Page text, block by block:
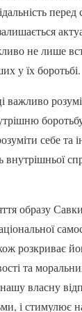
не лише
у їх боротьбі.
важливо
себе та
образу
розкриває
та
власну
і стимулює